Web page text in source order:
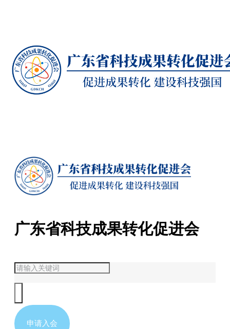
广东省科技成果转化促进会
申请入会